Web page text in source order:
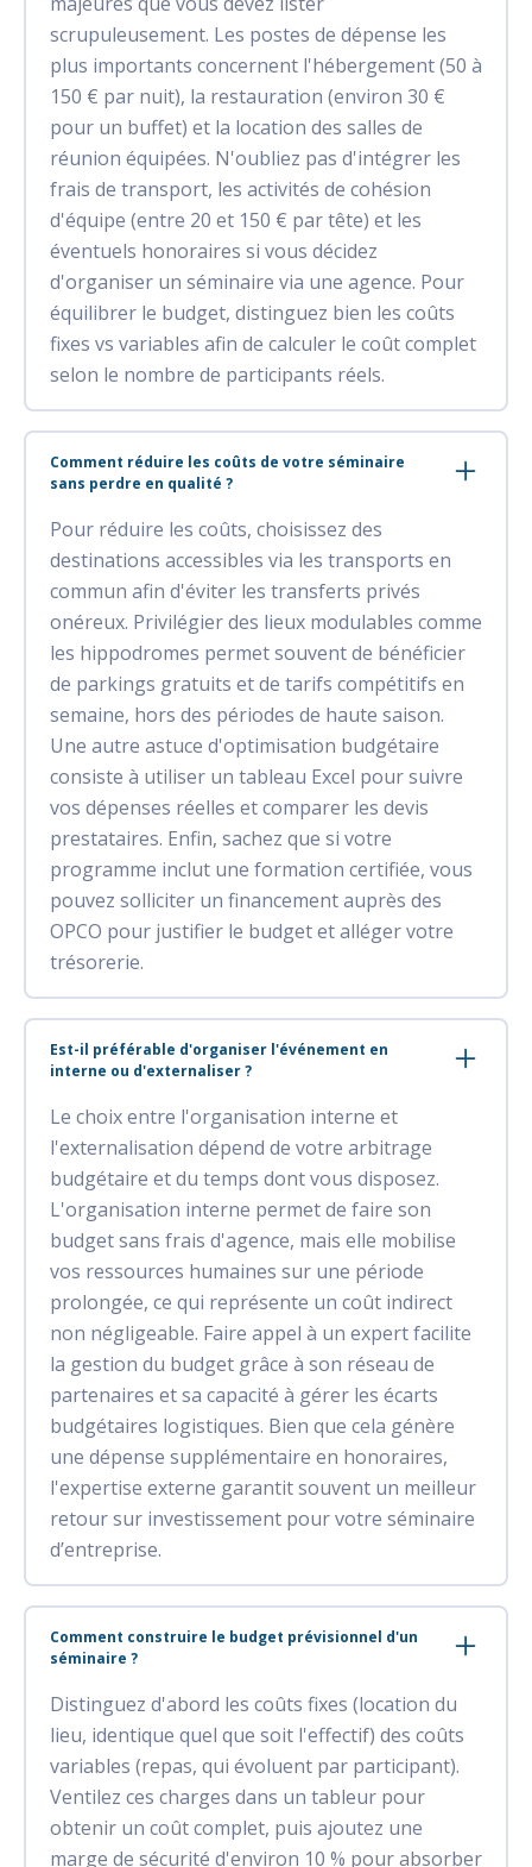
scrupuleusement. Les postes de dépense les
plus importants concernent l'hébergement (50 à
150 € par nuit), la restauration (environ 30 €
pour un buffet) et la location des salles de
réunion équipées. N'oubliez pas d'intégrer les
frais de transport, les activités de cohésion
d'équipe (entre 20 et 150 € par tête) et les
éventuels honoraires si vous décidez
d'organiser un séminaire via une agence. Pour
équilibrer le budget, distinguez bien les coûts
fixes vs variables afin de calculer le coût complet
selon le nombre de participants réels.
Comment réduire les coûts de votre séminaire
sans perdre en qualité ?
Pour réduire les coûts, choisissez des
destinations accessibles via les transports en
commun afin d'éviter les transferts privés
onéreux. Privilégier des lieux modulables comme
les hippodromes permet souvent de bénéficier
de parkings gratuits et de tarifs compétitifs en
semaine, hors des périodes de haute saison.
Une autre astuce d'optimisation budgétaire
consiste à utiliser un tableau Excel pour suivre
vos dépenses réelles et comparer les devis
prestataires. Enfin, sachez que si votre
programme inclut une formation certifiée, vous
pouvez solliciter un financement auprès des
OPCO pour justifier le budget et alléger votre
trésorerie.
Est-il préférable d'organiser l'événement en
interne ou d'externaliser ?
Le choix entre l'organisation interne et
l'externalisation dépend de votre arbitrage
budgétaire et du temps dont vous disposez.
L'organisation interne permet de faire son
budget sans frais d'agence, mais elle mobilise
vos ressources humaines sur une période
prolongée, ce qui représente un coût indirect
non négligeable. Faire appel à un expert facilite
la gestion du budget grâce à son réseau de
partenaires et sa capacité à gérer les écarts
budgétaires logistiques. Bien que cela génère
une dépense supplémentaire en honoraires,
l'expertise externe garantit souvent un meilleur
retour sur investissement pour votre séminaire
d’entreprise.
Comment construire le budget prévisionnel d'un
séminaire ?
Distinguez d'abord les coûts fixes (location du
lieu, identique quel que soit l'effectif) des coûts
variables (repas, qui évoluent par participant).
Ventilez ces charges dans un tableur pour
obtenir un coût complet, puis ajoutez une
marge de sécurité d'environ 10 % pour absorber